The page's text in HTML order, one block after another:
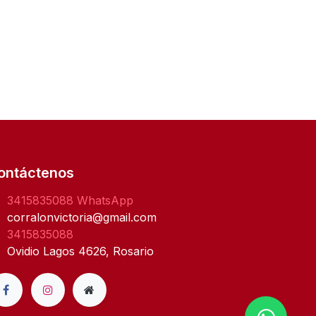
3415835088 WhatsApp
corralonvictoria@gmail.com
3415835088
Ovidio Lagos 4626, Rosario